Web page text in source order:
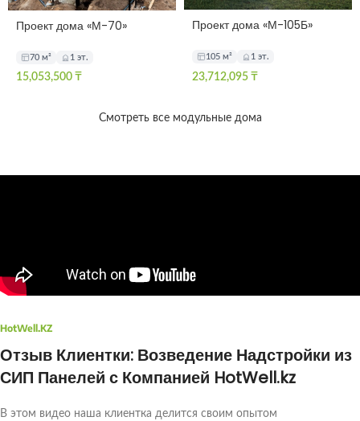
Проект дома «М-70»
70 м² 1 эт.
15,053,500 ₸
Проект дома «М-105Б»
105 м² 1 эт.
23,712,095 ₸
Смотреть все модульные дома
HotWell.KZ
Отзыв Клиентки: Возведение Надстройки из
СИП Панелей с Компанией HotWell.kz
В этом видео наша клиентка делится своим опытом